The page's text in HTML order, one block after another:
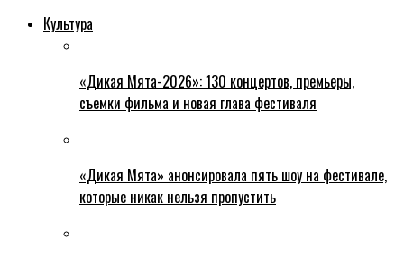
Культура
«Дикая Мята-2026»: 130 концертов, премьеры,
съемки фильма и новая глава фестиваля
«Дикая Мята» анонсировала пять шоу на фестивале,
которые никак нельзя пропустить